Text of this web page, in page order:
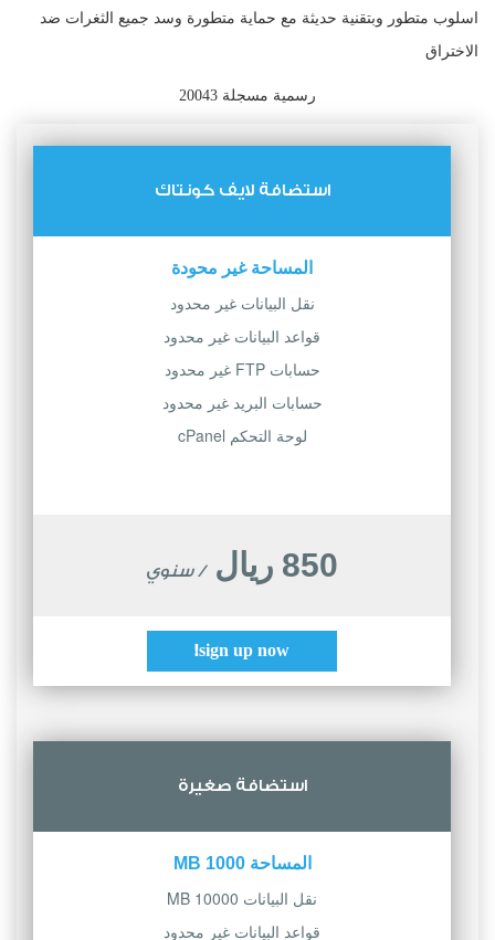
اسلوب متطور وبتقنية حديثة مع حماية متطورة وسد جميع الثغرات ضد
الاختراق
رسمية مسجلة 20043
استضافة لايف كونتاك
المساحة غير محودة
نقل البيانات غير محدود
قواعد البيانات غير محدود
حسابات FTP غير محدود
حسابات البريد غير محدود
لوحة التحكم cPanel
850 ريال / سنوي
sign up now!
استضافة صغيرة
المساحة 1000 MB
نقل البيانات 10000 MB
قواعد البيانات غير محدود